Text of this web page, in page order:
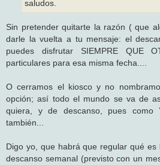
saludos.
Sin pretender quitarte la razón ( que
darle la vuelta a tu mensaje: el
puedes disfrutar SIEMPRE QUE
particulares para esa misma fecha....
O cerramos el kiosco y no
opción; así todo el mundo se va de
quiera, y de descanso, pues como
también...
Digo yo, que habrá que regular qué
descanso semanal (previsto con un